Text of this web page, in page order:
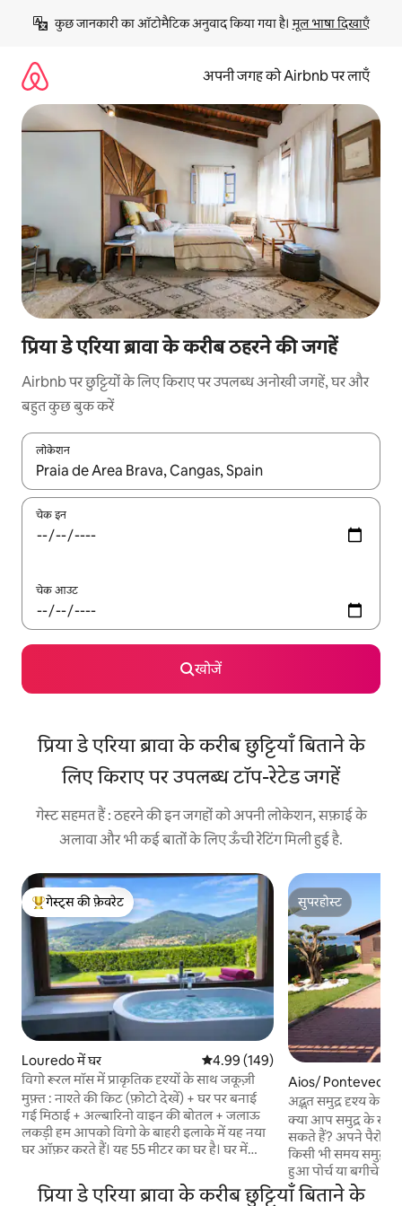
छोड़कर
कॉन्टेंट
कुछ जानकारी का ऑटोमैटिक अनुवाद किया गया है। मूल भाषा दिखाएँ
अपनी जगह को Airbnb पर लाएँ
प्रिया डे एरिया ब्रावा के करीब ठहरने की जगहें
Airbnb पर छुट्टियों के लिए किराए पर उपलब्ध अनोखी जगहें, घर और
बहुत कुछ बुक करें
लोकेशन
नतीजों के उपलब्ध होने पर, अप और डाउन 'ऐरो की' का इस्तेमाल करके नेविगेट
चेक इन
चेक आउट
खोजें
प्रिया डे एरिया ब्रावा के करीब छुट्टियाँ बिताने के
लिए किराए पर उपलब्ध टॉप-रेटेड जगहें
गेस्ट सहमत हैं : ठहरने की इन जगहों को अपनी लोकेशन, सफ़ाई के
अलावा और भी कई बातों के लिए ऊँची रेटिंग मिली हुई है.
गेस्ट्स का टॉप फ़ेवरेट
गेस्ट्स की फ़ेवरेट
Louredo में घर औसत रेटिंग 5 में से 4.99, 149 समीक्षाएँ
4.99 (149)
विगो रूरल मॉस में प्राकृतिक दृश्यों के साथ जकूज़ी
मुफ़्त : नाश्ते की किट (फ़ोटो देखें) + घर पर बनाई
गई मिठाई + अल्बारिनो वाइन की बोतल + जलाऊ
लकड़ी हम आपको विगो के बाहरी इलाके में यह नया
घर ऑफ़र करते हैं। यह 55 मीटर का घर है। घर में
है, जो पूरी तरह से बंद है और पूरी तरह से निजी है।
इसमें एस्टेट के भीतर विशेष पार्किंग है। इंटरनेट -
सुपरहोस्ट
सुपरहोस्ट
Aios/ Pontevedra
अद्भुत समुद्र दृश्य के
क्या आप समुद्र के
सकते हैं? अपने पैरों
किसी भी समय समुद्र
हुआ पोर्च या बगीचे से
कुछ ही जगहों में इस
प्रिया डे एरिया ब्रावा के करीब छुट्टियाँ बिताने के